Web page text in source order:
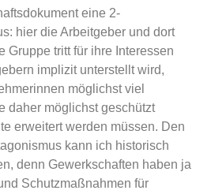
eine 2-
hier die Arbeitgeber und dort
Gruppe tritt für ihre Interessen
implizit unterstellt wird,
möglichst viel
daher möglichst geschützt
erweitert werden müssen. Den
kann ich historisch
denn Gewerkschaften haben ja
Schutzmaßnahmen für